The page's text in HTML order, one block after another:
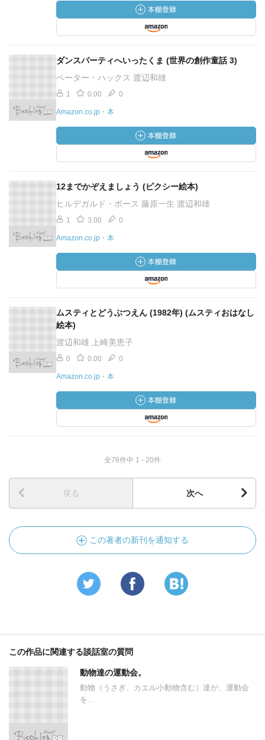
ダンスパーティへいったくま (世界の創作童話 3)
ペーター・ハックス 渡辺和雄
1 0.00 0
Amazon.co.jp・本
12までかぞえましょう (ピクシー絵本)
ヒルデガルド・ボース 藤原一生 渡辺和雄
1 3.00 0
Amazon.co.jp・本
ムスティとどうぶつえん (1982年) (ムスティおはなし
絵本)
渡辺和雄 上崎美恵子
0 0.00 0
Amazon.co.jp・本
全76件中 1 - 20件
戻る 次へ
この著者の新刊を通知する
この作品に関連する談話室の質問
動物達の運動会。
動物（うさぎ、カエル小動物含む）達が、運動会
を...